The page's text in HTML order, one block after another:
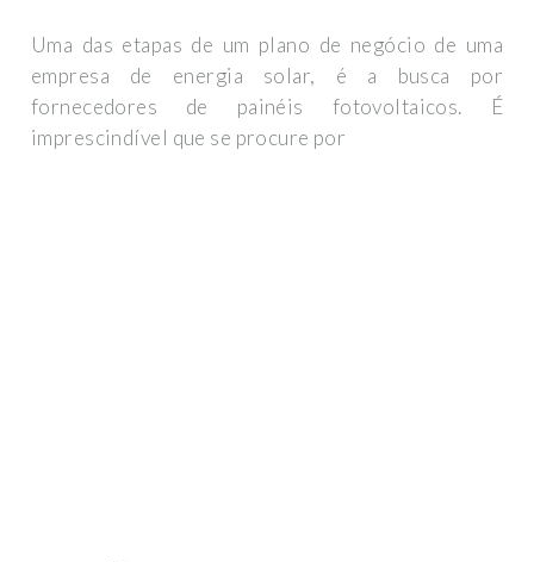
Uma das etapas de um plano de negócio de uma
empresa de energia solar, é a busca por
fornecedores de painéis fotovoltaicos. É
imprescindível que se procure por